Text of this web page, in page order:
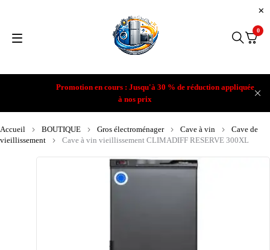
Promotion en cours : Jusqu'à 30 % de réduction appliquée
à nos prix
0
Accueil BOUTIQUE Gros électroménager Cave à vin
Cave de
vieillissement
Cave à vin vieillissement CLIMADIFF RESERVE 300XL